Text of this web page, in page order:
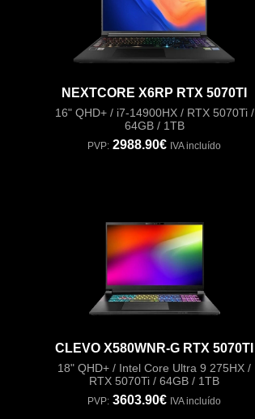
NEXTCORE X6RP RTX 5070TI
16" QHD+ / i7-14900HX / RTX 5070Ti /
64GB / 1TB
PVP: 2988.90€ IVA incluído
CLEVO X580WNR-G RTX 5070TI
18" QHD+ / Intel Core Ultra 9 275HX /
RTX 5070Ti / 64GB / 1TB
PVP: 3603.90€ IVA incluído